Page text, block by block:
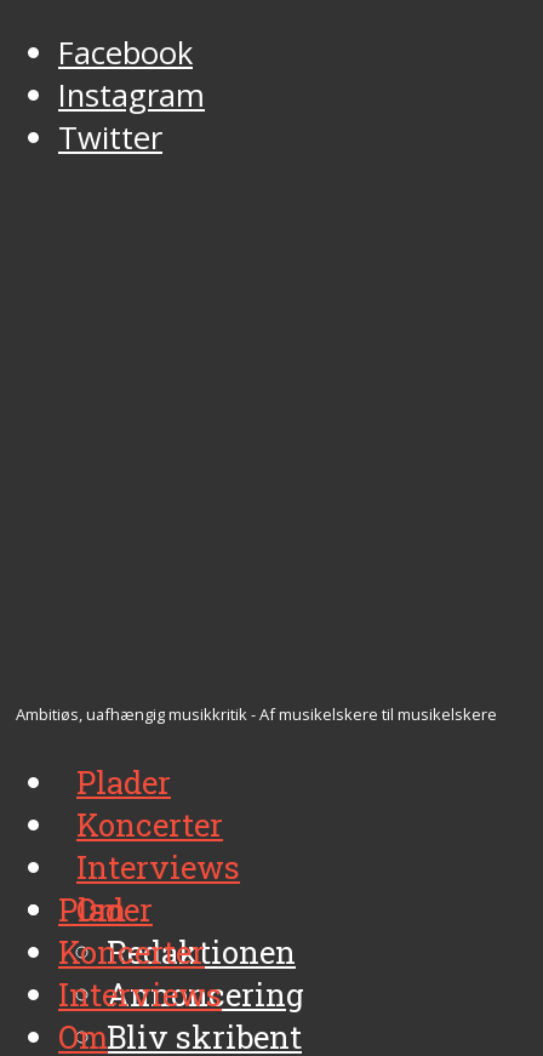
Facebook
Instagram
Twitter
Ambitiøs, uafhængig musikkritik - Af musikelskere til musikelskere
Plader
Koncerter
Interviews
Om
Redaktionen
Annoncering
Bliv skribent
Plader
Koncerter
Interviews
Om